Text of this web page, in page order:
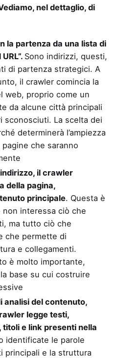
nel dettaglio, di
la partenza da una lista di
Sono indirizzi, questi,
di partenza strategici. A
il crawler comincia la
web, proprio come un
da alcune città principali
sconosciuti. La scelta dei
determinerà l’ampiezza
che saranno
il crawler
della pagina,
principale. Questa è
non interessa ciò che
ma tutto ciò che
che permette di
e collegamenti.
è molto importante,
base su cui costruire
analisi del contenuto,
legge testi,
e link presenti nella
identificate le parole
principali e la struttura